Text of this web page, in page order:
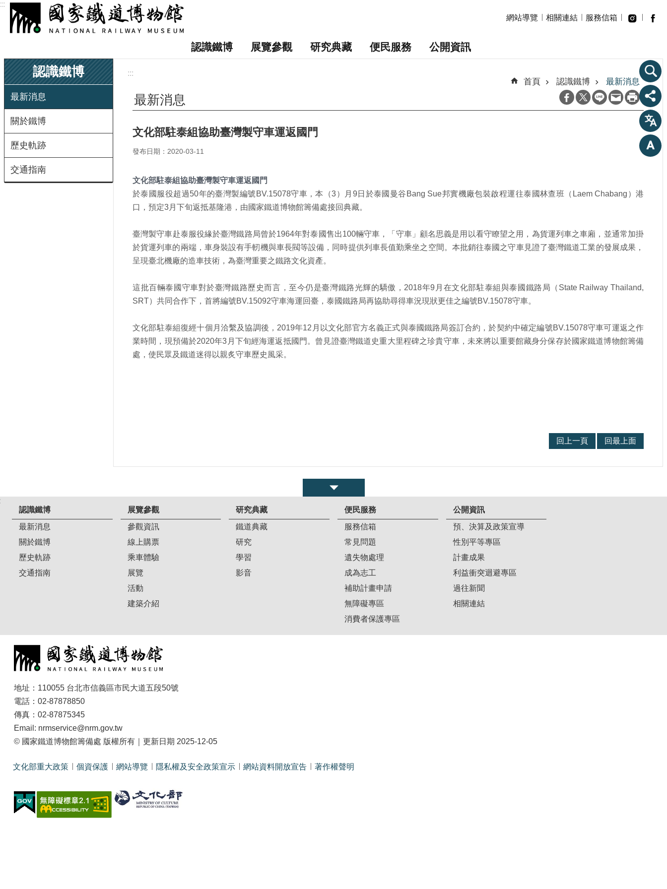
跳到主要內容區塊
網站導覽
相關連結 服務信箱
認識鐵博 展覽參觀 研究典藏 便民服務 公開資訊
認識鐵博
最新消息
關於鐵博
歷史軌跡
交通指南
:::
首頁 認識鐵博 最新消息
最新消息
文化部駐泰組協助臺灣製守車運返國門
發布日期：2020-03-11
文化部駐泰組協助臺灣製守車運返國門
於泰國服役超過50年的臺灣製編號 BV.15078守車，本（3）月 9 日於泰國曼谷 Bang Sue邦實機廠包裝啟程運往泰國林查班（ Laem Chabang ）港
口，預定3月下旬返抵基隆港，由國家鐵道博物館籌備處接回典藏。
臺灣製守車赴泰服役緣於臺灣鐵路局曾於1964年對泰國售出100輛守車，「守車」顧名思義是用以看守瞭望之用，為貨運列車之車廂，並通常加掛
於貨運列車的兩端，車身裝設有手軔機與車長閥等設備，同時提供列車長值勤乘坐之空間。本批銷往泰國之守車見證了臺灣鐵道工業的發展成果，
呈現臺北機廠的造車技術，為臺灣重要之鐵路文化資產。
這批百輛泰國守車對於臺灣鐵路歷史而言，至今仍是臺灣鐵路光輝的驕傲， 2018年9 月在文化部駐泰組與泰國鐵路局（ State Railway Thailand,
SRT）共同合作下，首將編號BV.15092守車海運回臺，泰國鐵路局再協助尋得車況現狀更佳之編號BV.15078守車。
文化部駐泰組復經十個月洽繫及協調後， 2019年12 月以文化部官方名義正式與泰國鐵路局簽訂合約，於契約中確定編號BV.15078守車可運返之作
業時間，現預備於2020年3 月下旬經海運返抵國門。曾見證臺灣鐵道史重大里程碑之珍貴守車，未來將以重要館藏身分保存於國家鐵道博物館籌備
處，使民眾及鐵道迷得以親炙守車歷史風采。
回上一頁 回最上面
認識鐵博
最新消息
關於鐵博
歷史軌跡
交通指南
展覽參觀
參觀資訊
線上購票
乘車體驗
展覽
活動
建築介紹
研究典藏
鐵道典藏
研究
學習
影音
便民服務
服務信箱
常見問題
遺失物處理
成為志工
補助計畫申請
無障礙專區
消費者保護專區
公開資訊
預、決算及政策宣導
性別平等專區
計畫成果
利益衝突迴避專區
過往新聞
相關連結
地址：110055 台北市信義區市民大道五段50號
電話：02-87878850
傳真：02-87875345
Email: nrmservice@nrm.gov.tw
© 國家鐵道博物館籌備處 版權所有｜更新日期 2025-12-05
文化部重大政策 個資保護 網站導覽 隱私權及安全政策宣示 網站資料開放宣告 著作權聲明